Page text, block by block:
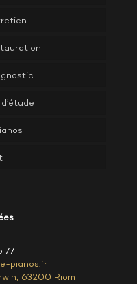
77
pianos.fr
63200 Riom